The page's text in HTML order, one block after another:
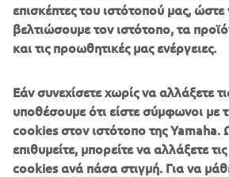
ΣΥΝΔΕΔΕΜΈΝΟΙ ΣΤΌΧΟΙ
ΑΝΆΠΤΥΞΗΣ
επισκέπτες του ιστότοπού μας,
βελτιώσουμε τον ιστότοπο, τα
και τις προωθητικές μας ενέργειες.
Εάν συνεχίσετε χωρίς να αλλάξετε
υποθέσουμε ότι είστε σύμφωνοι
cookies στον ιστότοπο της Yamaha.
επιθυμείτε, μπορείτε να αλλάξετε
cookies ανά πάσα στιγμή. Για να